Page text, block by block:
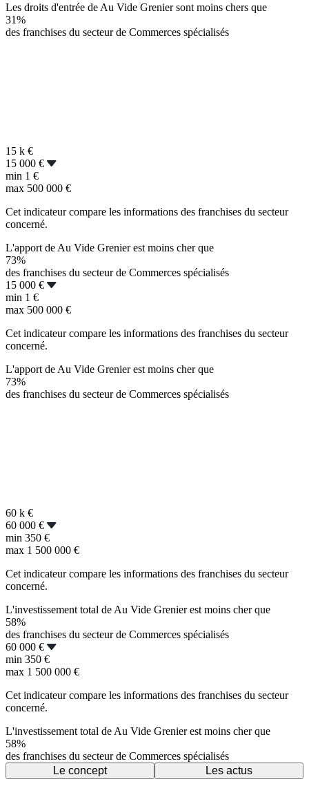
Les droits d'entrée de Au Vide Grenier sont moins chers que
31%
des franchises du secteur de Commerces spécialisés
15 k €
15 000 €
min 1 €
max 500 000 €
Cet indicateur compare les informations des franchises du secteur
concerné.
L'apport de Au Vide Grenier est moins cher que
73%
des franchises du secteur de Commerces spécialisés
15 000 €
min 1 €
max 500 000 €
Cet indicateur compare les informations des franchises du secteur
concerné.
L'apport de Au Vide Grenier est moins cher que
73%
des franchises du secteur de Commerces spécialisés
60 k €
60 000 €
min 350 €
max 1 500 000 €
Cet indicateur compare les informations des franchises du secteur
concerné.
L'investissement total de Au Vide Grenier est moins cher que
58%
des franchises du secteur de Commerces spécialisés
60 000 €
min 350 €
max 1 500 000 €
Cet indicateur compare les informations des franchises du secteur
concerné.
L'investissement total de Au Vide Grenier est moins cher que
58%
des franchises du secteur de Commerces spécialisés
Le concept
Les actus